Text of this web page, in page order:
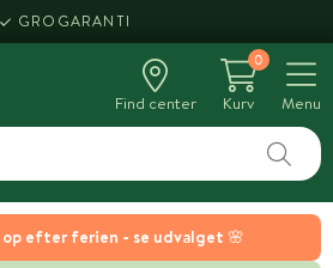
GROGARANTI
Find center
0
Kurv
Menu
op efter ferien - se udvalget 🌸